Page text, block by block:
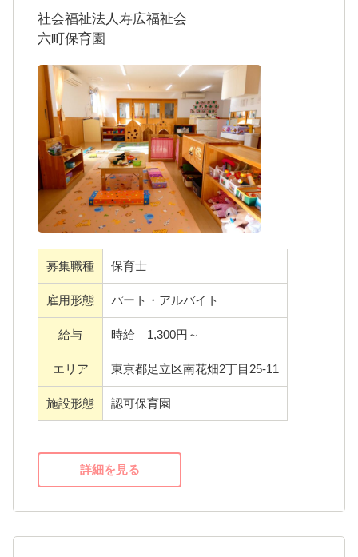
子どもたちの笑顔がもたらす癒しや明日への
希望の尊さを大切に考え、温もりのある環境
のなかでの保育を目指しています。
18時30分までの勤務が可能であれば一日の勤
務時間は応相談♪ご希望をお聞かせください。
社会福祉法人寿広福祉会
六町保育園
募集職種 保育士
雇用形態 パート・アルバイト
給与 時給 1,300円～
エリア 東京都足立区南花畑2丁目25-11
施設形態 認可保育園
詳細を見る